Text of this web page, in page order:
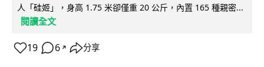
人「硅姬」，身高 1.75 米卻僅重 20 公斤，內置 165 種親密...
閱讀全文
19 6 ↗ 分享